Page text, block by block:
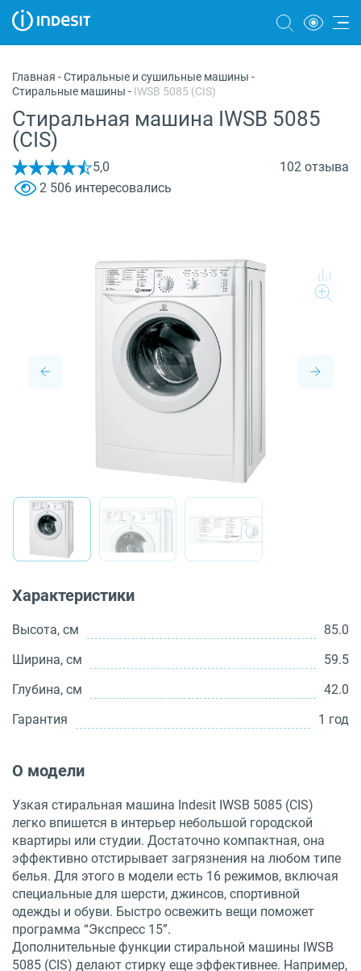
Морозильные камеры
Стиральные и сушильные машины
Посудомоечные машины
Плиты
Варочные панели
Микроволновые печи
О бренде
8 800 3333 887
Главная -Стиральные и сушильные машины -
Стиральные машины - IWSB 5085 (CIS)
Стиральная машина IWSB 5085
(CIS)
5,0
102 отзыва
2 506 интересовались
Характеристики
Высота, см
85.0
Ширина, см
59.5
Глубина, см
42.0
Гарантия
1 год
О модели
Узкая стиральная машина Indesit IWSB 5085 (CIS)
легко впишется в интерьер небольшой городской
квартиры или студии. Достаточно компактная, она
эффективно отстирывает загрязнения на любом типе
белья. Для этого в модели есть 16 режимов, включая
специальные для шерсти, джинсов, спортивной
одежды и обуви. Быстро освежить вещи поможет
программа “Экспресс 15”.
Дополнительные функции стиральной машины IWSB
5085 (CIS) делают стирку еще эффективнее. Например,